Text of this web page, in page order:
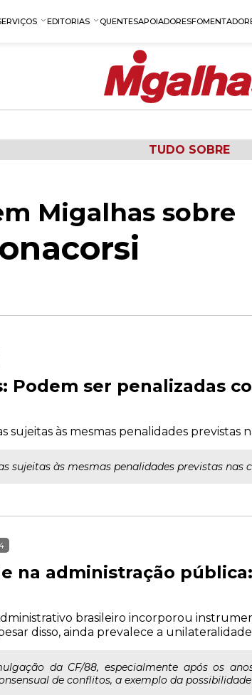
EDITORIAS QUENTESAPOIADORES
TUDO SOBRE
Migalhas sobre
Podem ser penalizadas
sujeitas às mesmas penalidades previstas
sujeitas às mesmas penalidades previstas nas
na administração
brasileiro incorporou
disso, ainda prevalece a
da CF/88, especialmente após os
de conflitos, a exemplo da